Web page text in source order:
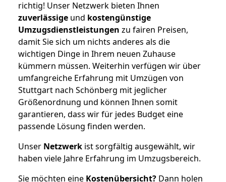
richtig! Unser Netzwerk bieten Ihnen
zuverlässige und kostengünstige
Umzugsdienstleistungen zu fairen Preisen,
damit Sie sich um nichts anderes als die
wichtigen Dinge in Ihrem neuen Zuhause
kümmern müssen. Weiterhin verfügen wir über
umfangreiche Erfahrung mit Umzügen von
Stuttgart nach Schönberg mit jeglicher
Größenordnung und können Ihnen somit
garantieren, dass wir für jedes Budget eine
passende Lösung finden werden.
Unser Netzwerk ist sorgfältig ausgewählt, wir
haben viele Jahre Erfahrung im Umzugsbereich.
Sie möchten eine Kostenübersicht? Dann holen